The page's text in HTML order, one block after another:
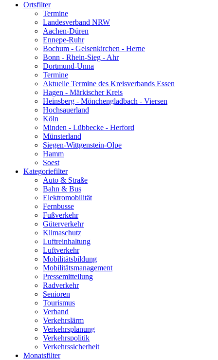
Ortsfilter
Termine
Landesverband NRW
Aachen-Düren
Ennepe-Ruhr
Bochum - Gelsenkirchen - Herne
Bonn - Rhein-Sieg - Ahr
Dortmund-Unna
Termine
Aktuelle Termine des Kreisverbands Essen
Hagen - Märkischer Kreis
Heinsberg - Mönchengladbach - Viersen
Hochsauerland
Köln
Minden - Lübbecke - Herford
Münsterland
Siegen-Wittgenstein-Olpe
Hamm
Soest
Kategoriefilter
Auto & Straße
Bahn & Bus
Elektromobilität
Fernbusse
Fußverkehr
Güterverkehr
Klimaschutz
Luftreinhaltung
Luftverkehr
Mobilitätsbildung
Mobilitätsmanagement
Pressemitteilung
Radverkehr
Senioren
Tourismus
Verband
Verkehrslärm
Verkehrsplanung
Verkehrspolitik
Verkehrssicherheit
Monatsfilter